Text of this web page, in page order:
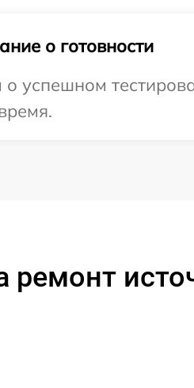
о готовности